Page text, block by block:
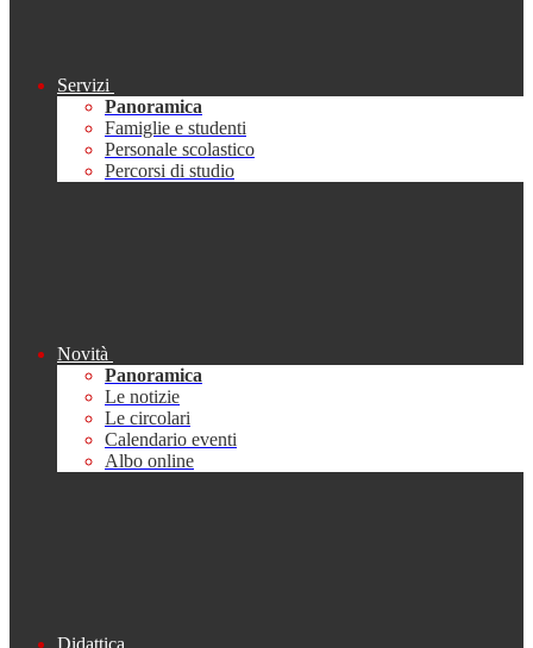
Servizi
Panoramica
Famiglie e studenti
Personale scolastico
Percorsi di studio
Novità
Panoramica
Le notizie
Le circolari
Calendario eventi
Albo online